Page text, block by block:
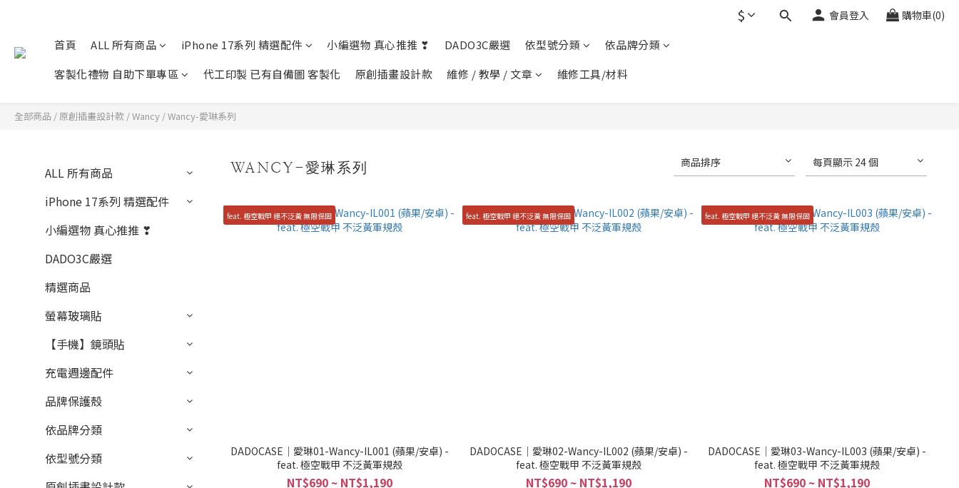
$ 會員登入 購物車(0)
首頁 ALL 所有商品 iPhone 17系列 精選配件 小編選物 真心推推 ❣︎ DADO3C嚴選 依型號分類
依品牌分類
客製化禮物 自助下單專區
代工印製 已有自備圖 客製化 原創插畫設計款 維修 / 教學 / 文章 維修工具/材料
全部商品 /原創插畫設計款 /Wancy /Wancy-愛琳系列
ALL 所有商品
iPhone 17系列 精選配件
小編選物 真心推推 ❣︎
DADO3C嚴選
精選商品
螢幕玻璃貼
【手機】鏡頭貼
充電週邊配件
品牌保護殼
依品牌分類
依型號分類
WANCY-愛琳系列 商品排序 每頁顯示 24 個
feat. 極空戰甲 絕不泛黃 無限保固
DADOCASE｜愛琳01-Wancy-IL001 (蘋果/安卓) -
feat. 極空戰甲 不泛黃軍規殼
NT$690 ~ NT$1,190
feat. 極空戰甲 絕不泛黃 無限保固
DADOCASE｜愛琳02-Wancy-IL002 (蘋果/安卓) -
feat. 極空戰甲 不泛黃軍規殼
NT$690 ~ NT$1,190
feat. 極空戰甲 絕不泛黃 無限保固
DADOCASE｜愛琳03-Wancy-IL003 (蘋果/安卓) -
feat. 極空戰甲 不泛黃軍規殼
NT$690 ~ NT$1,190